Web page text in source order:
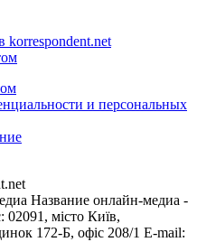
korrespondent.net
и персональных
Название онлайн-медиа -
місто Київ,
172-Б, офіс 208/1 E-mail: